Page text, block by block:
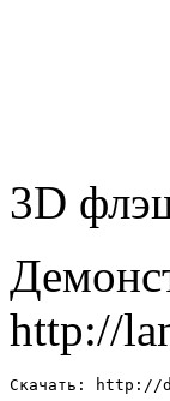
3D
http://
Скачать: http://